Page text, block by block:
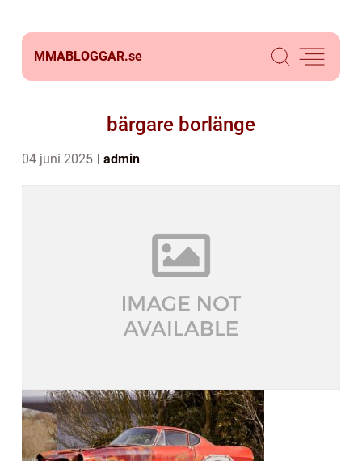
MMABLOGGAR.se
bärgare borlänge
04 juni 2025 admin